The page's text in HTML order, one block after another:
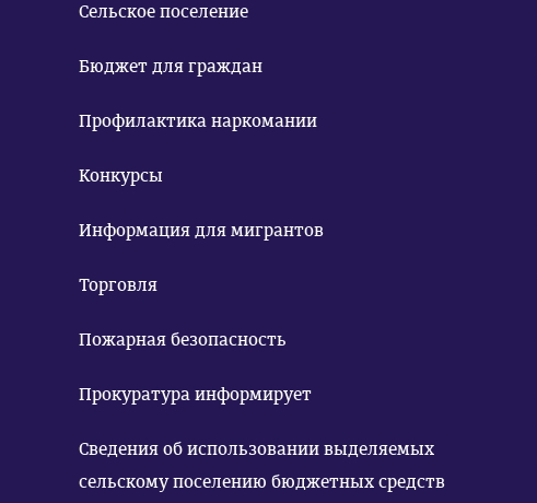
Сельское поселение
Бюджет для граждан
Профилактика наркомании
Конкурсы
Информация для мигрантов
Торговля
Пожарная безопасность
Прокуратура информирует
Сведения об использовании выделяемых
сельскому поселению бюджетных средств